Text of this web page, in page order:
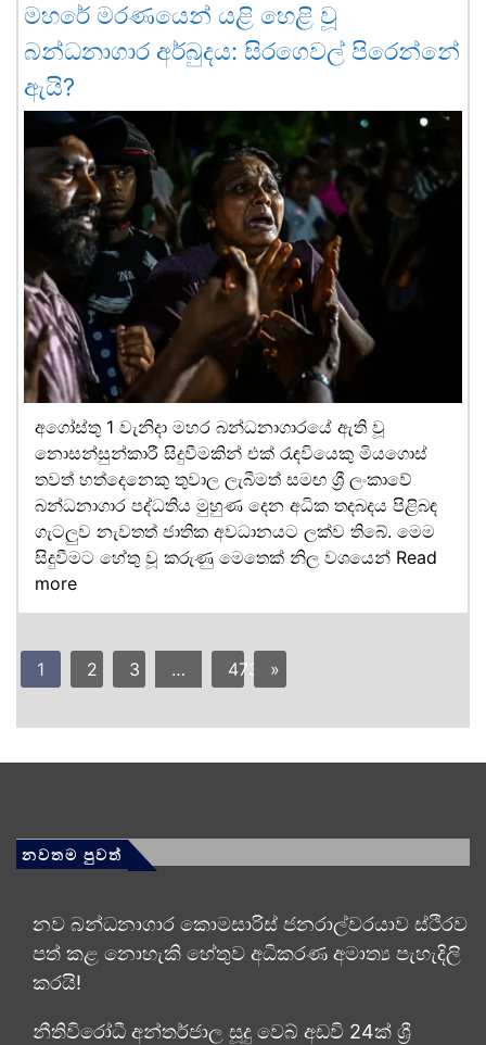
මහරේ මරණයෙන් යළි හෙළි වූ
බන්ධනාගාර අර්බුදය: සිරගෙවල් පිරෙන්නේ
ඇයි?
අගෝස්තු 1 වැනිදා මහර බන්ධනාගාරයේ ඇති වූ
නොසන්සුන්කාරී සිදුවීමකින් එක් රැඳවියෙකු මියගොස්
තවත් හත්දෙනෙකු තුවාල ලැබීමත් සමඟ ශ්‍රී ලංකාවේ
බන්ධනාගාර පද්ධතිය මුහුණ දෙන අධික තදබදය පිළිබඳ
ගැටලුව නැවතත් ජාතික අවධානයට ලක්ව තිබේ. මෙම
සිදුවීමට හේතු වූ කරුණු මෙතෙක් නිල වශයෙන් Read
more
1 2 3 … 473 »
නවතම පුවත්
නව බන්ධනාගාර කොමසාරිස් ජනරාල්වරයාව ස්ථිරව
පත් කළ නොහැකි හේතුව අධිකරණ අමාත්‍ය පැහැදිලි
කරයි!
නීතිවිරෝධී අන්තර්ජාල සූදු වෙබ් අඩවි 24ක් ශ්‍රී